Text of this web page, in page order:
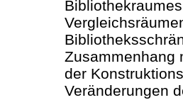
Zusammenhang
der
Veränderungen